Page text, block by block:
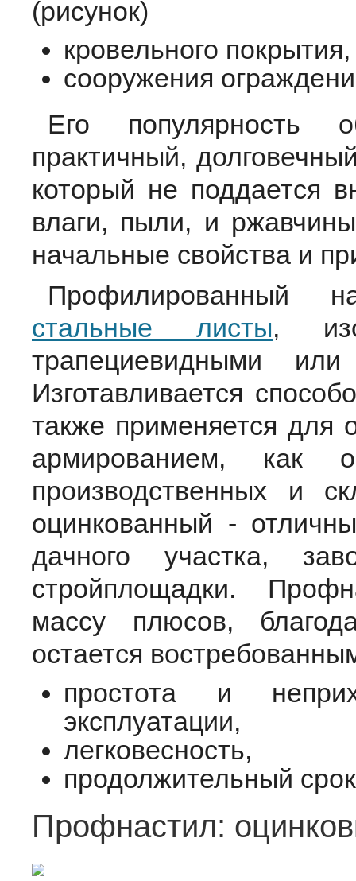
кровельного покрытия,
сооружения
Его популярность
практичный,
который не поддается
влаги, пыли, и
начальные свойства и
Профилированный
стальные листы,
трапециевидными
Изготавливается
также применяется для
армированием, как
производственных и
оцинкованный -
дачного участка,
стройплощадки.
массу плюсов,
остается
простота и
эксплуатации,
легковесность,
продолжительный
Профнастил: